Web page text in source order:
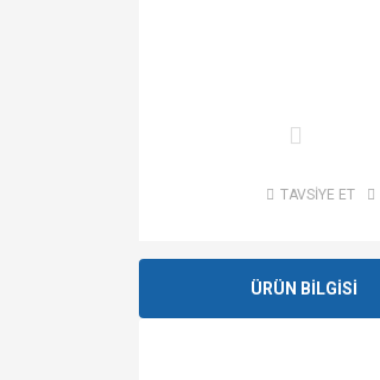
TAVSİYE ET
ÜRÜN BİLGİSİ